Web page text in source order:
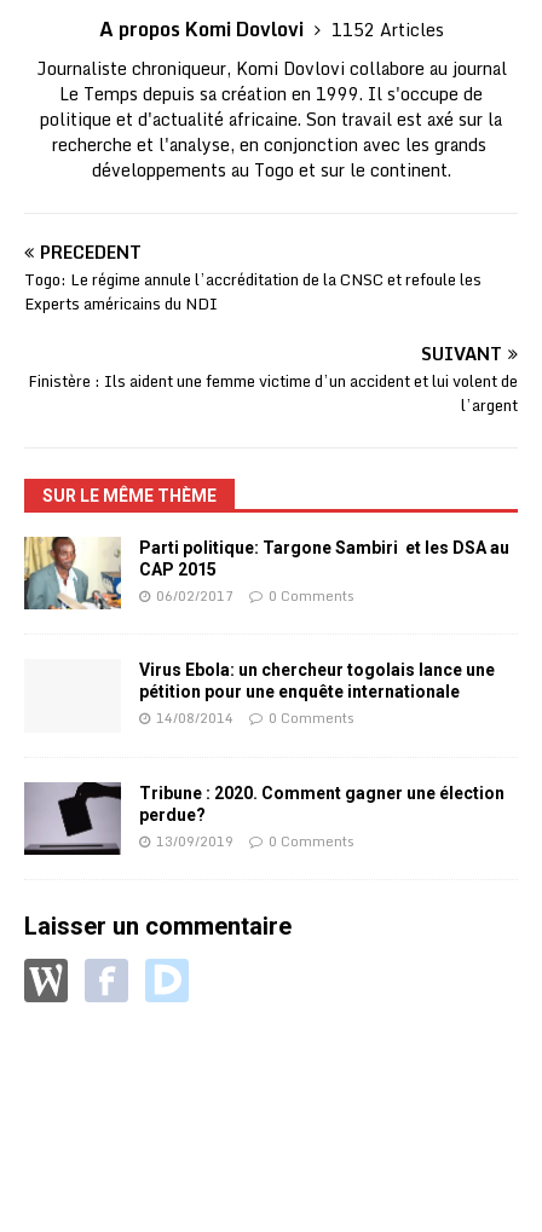
A propos Komi Dovlovi
1152 Articles
Journaliste chroniqueur, Komi Dovlovi collabore au journal
Le Temps depuis sa création en 1999. Il s'occupe de
politique et d'actualité africaine. Son travail est axé sur la
recherche et l'analyse, en conjonction avec les grands
développements au Togo et sur le continent.
PRÉCÉDENT
Togo: Le régime annule l’accréditation de la CNSC et refoule les
Experts américains du NDI
SUIVANT
Finistère : Ils aident une femme victime d’un accident et lui volent de
l’argent
SUR LE MÊME THÈME
Parti politique: Targone Sambiri et les DSA au
CAP 2015
06/02/2017 0 Comments
Virus Ebola: un chercheur togolais lance une
pétition pour une enquête internationale
14/08/2014 0 Comments
Tribune : 2020. Comment gagner une élection
perdue?
13/09/2019 0 Comments
Laisser un commentaire